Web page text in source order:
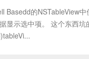
Basedd的NSTableView
显示选中项。 这个东西